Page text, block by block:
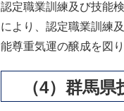
認定職業訓練及び技能
により、認定職業訓練
能尊重気運の醸成を図
（4）群馬